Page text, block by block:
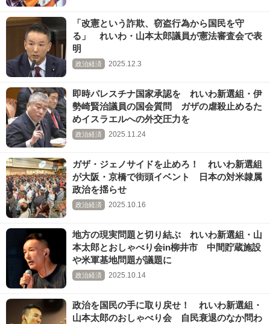
「改憲という詐欺、窃盗行為から国民を守
る」 れいわ・山本太郎議員が憲法審査会で表
明
政治経済 2025.12.3
即時パレスチナ国家承認を れいわ新選組・伊
勢崎賢治議員の国会質問 ガザの虐殺止めるた
めイスラエルへの外交圧力を
政治経済 2025.11.24
ガザ・ジェノサイドを止めろ！ れいわ新選組
が大阪・京橋で街頭イベント 日本の対米隷属
政治を揺らせ
政治経済 2025.10.16
地方の現実問題と切り結ぶ れいわ新選組・山
本太郎とおしゃべり会in柳井市 中間貯蔵施設
や米軍基地問題が議題に
政治経済 2025.10.14
政治を国民の手に取り戻せ！ れいわ新選組・
山本太郎のおしゃべり会 自民衰退のなか問わ